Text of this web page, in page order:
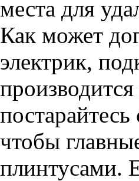
места для
Как может
электрик,
чтобы
плинтусами.